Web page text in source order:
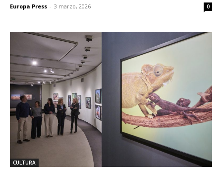
Europa Press - 3 marzo, 2026 0
CULTURA